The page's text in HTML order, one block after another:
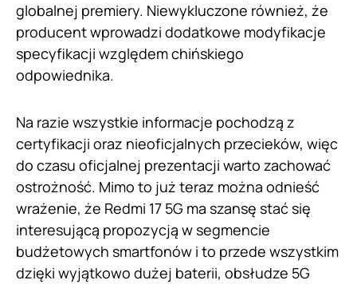
globalnej premiery. Niewykluczone również, że
producent wprowadzi dodatkowe modyfikacje
specyfikacji względem chińskiego
odpowiednika.
Na razie wszystkie informacje pochodzą z
certyfikacji oraz nieoficjalnych przecieków, więc
do czasu oficjalnej prezentacji warto zachować
ostrożność. Mimo to już teraz można odnieść
wrażenie, że Redmi 17 5G ma szansę stać się
interesującą propozycją w segmencie
budżetowych smartfonów i to przede wszystkim
dzięki wyjątkowo dużej baterii, obsłudze 5G